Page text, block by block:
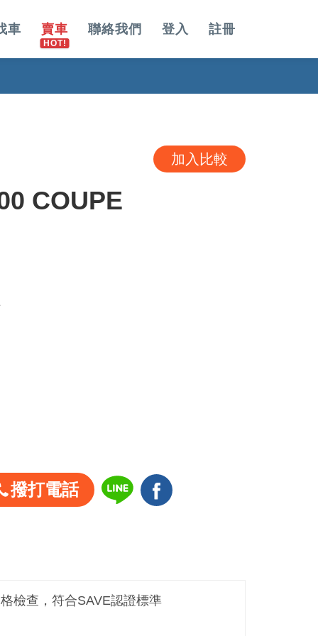
車 賣車 聯絡我們 登入 註冊
加入比較
COUPE
撥打電話
檢查，符合SAVE認證標準